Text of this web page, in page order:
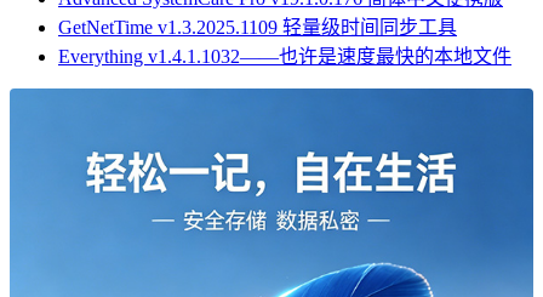
GetNetTime v1.3.2025.1109 轻量级时间同步工具
Everything v1.4.1.1032——也许是速度最快的本地文件